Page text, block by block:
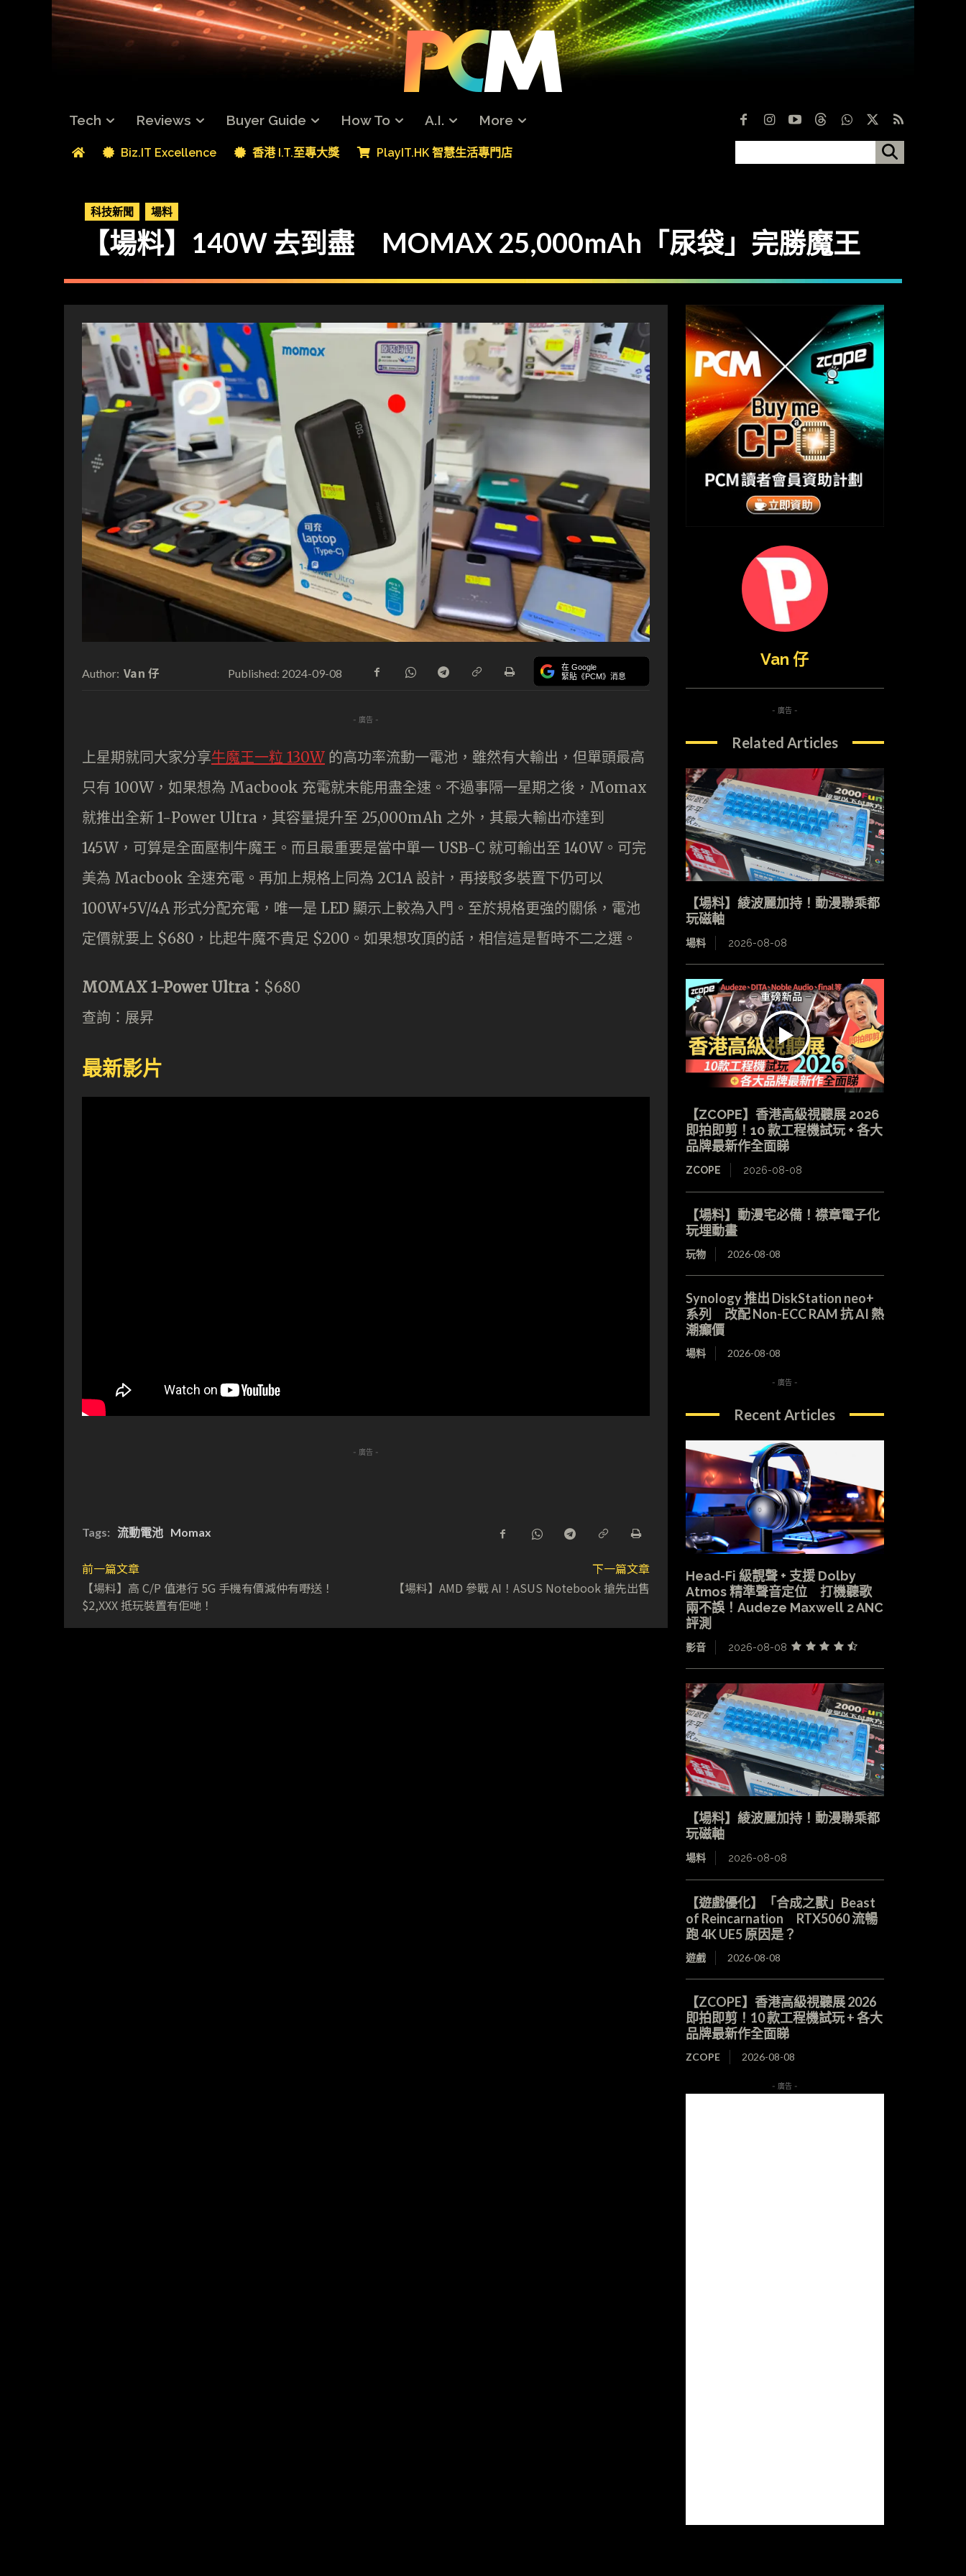
Tech Reviews Buyer Guide How To A.I. More
Biz.IT Excellence 香港 I.T.至專大獎 PlayIT.HK 智慧生活專門店
科技新聞 場料
【場料】140W 去到盡 MOMAX 25,000mAh「尿袋」完勝魔王
Author: Van 仔 Published: 2024-09-08 在 Google
緊貼《PCM》消息
- 廣告 -
上星期就同大家分享牛魔王一粒 130W 的高功率流動一電池，雖然有大輸出，但單頭最高
只有 100W，如果想為 Macbook 充電就未能用盡全速。不過事隔一星期之後，Momax
就推出全新 1-Power Ultra，其容量提升至 25,000mAh 之外，其最大輸出亦達到
145W，可算是全面壓制牛魔王。而且最重要是當中單一 USB-C 就可輸出至 140W。可完
美為 Macbook 全速充電。再加上規格上同為 2C1A 設計，再接駁多裝置下仍可以
100W+5V/4A 形式分配充電，唯一是 LED 顯示上較為入門。至於規格更強的關係，電池
定價就要上 $680，比起牛魔不貴足 $200。如果想攻頂的話，相信這是暫時不二之選。
MOMAX 1-Power Ultra： $680
查詢：展昇
最新影片
- 廣告 -
Tags: 流動電池 Momax
前一篇文章
【場料】高 C/P 值港行 5G 手機有價減仲有嘢送！
$2,XXX 抵玩裝置有佢哋！
下一篇文章
【場料】AMD 參戰 AI！ASUS Notebook 搶先出售
Van 仔
- 廣告 -
Related Articles
【場料】綾波麗加持！動漫聯乘都
玩磁軸
場料 2026-08-08
【ZCOPE】香港高級視聽展 2026
即拍即剪！10 款工程機試玩 + 各大
品牌最新作全面睇
ZCOPE 2026-08-08
【場料】動漫宅必備！襟章電子化
玩埋動畫
玩物 2026-08-08
Synology 推出 DiskStation neo+
系列 改配 Non-ECC RAM 抗 AI 熱
潮癲價
場料 2026-08-08
- 廣告 -
Recent Articles
Head-Fi 級靚聲 + 支援 Dolby
Atmos 精準聲音定位 打機聽歌
兩不誤！Audeze Maxwell 2 ANC
評測
影音 2026-08-08
【場料】綾波麗加持！動漫聯乘都
玩磁軸
場料 2026-08-08
【遊戲優化】「合成之獸」Beast
of Reincarnation RTX5060 流暢
跑 4K UE5 原因是？
遊戲 2026-08-08
【ZCOPE】香港高級視聽展 2026
即拍即剪！10 款工程機試玩 + 各大
品牌最新作全面睇
ZCOPE 2026-08-08
- 廣告 -